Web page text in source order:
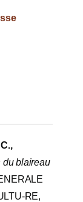
du blaireau
RE,